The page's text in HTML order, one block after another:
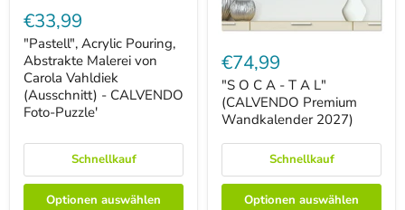
Acrylic
Pouring,
Abstrakte
Malerei
von
Carola
Vahldiek
(Ausschnitt)
CALVENDO
Puzzle'
€33,99
"Pastell", Acrylic Pouring,
Abstrakte Malerei von
Carola Vahldiek
(Ausschnitt) - CALVENDO
Foto-Puzzle'
Schnellkauf
Optionen auswählen
O
C
A
T
A
L"
(CALVENDO
Premium
Wandkalender
2027)
€74,99
"S O C A - T A L"
(CALVENDO Premium
Wandkalender 2027)
Schnellkauf
Optionen auswählen